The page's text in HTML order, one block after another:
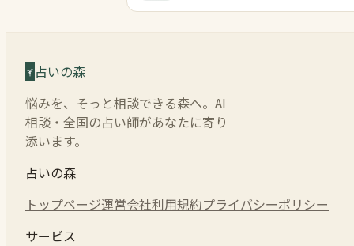
占いの森
悩みを、そっと相談できる森へ。AI
相談・全国の占い師があなたに寄り
添います。
占いの森
トップページ運営会社利用規約プライバシーポリシー
サービス